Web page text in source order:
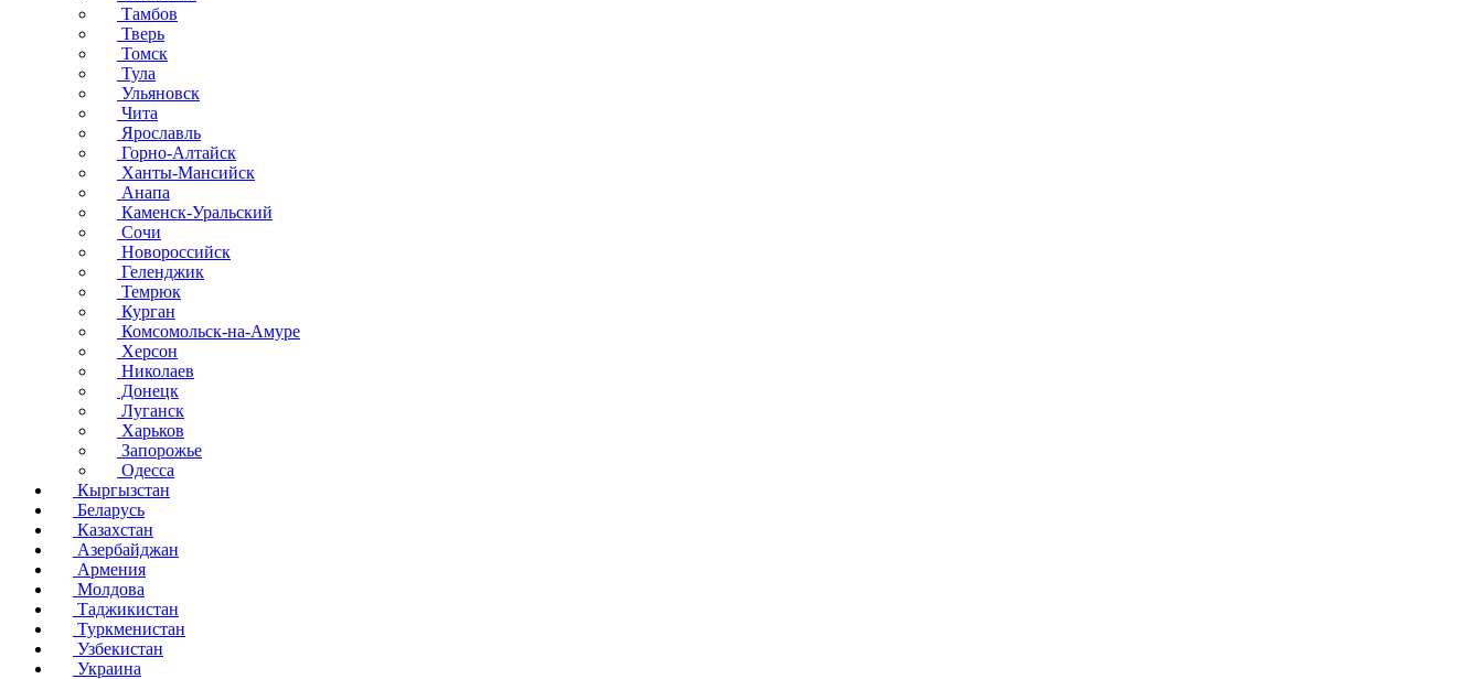
Тамбов
Тверь
Томск
Тула
Ульяновск
Чита
Ярославль
Горно-Алтайск
Ханты-Мансийск
Анапа
Каменск-Уральский
Сочи
Новороссийск
Геленджик
Темрюк
Курган
Комсомольск-на-Амуре
Херсон
Николаев
Донецк
Луганск
Харьков
Запорожье
Одесса
Кыргызстан
Беларусь
Казахстан
Азербайджан
Армения
Молдова
Таджикистан
Туркменистан
Узбекистан
Украина